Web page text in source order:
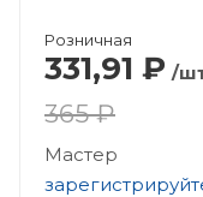
Розничная
331,91 ₽ /
365 ₽
Мастер